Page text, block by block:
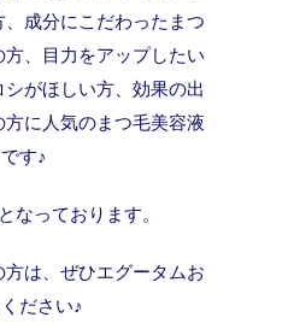
、成分にこだわったまつ
、目力をアップしたい
がほしい方、効果の出
に人気のまつ毛美容液
です♪
なっております。
は、ぜひエグータムお
ださい♪